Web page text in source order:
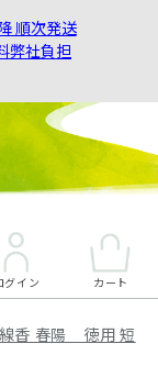
順次発送
弊社負担
グイン カート
香 春陽 徳用 短